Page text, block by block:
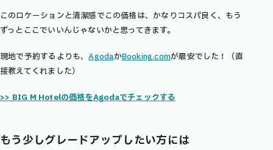
このロケーションと清潔感でこの価格は、かなりコスパ良く、もう
ずっとここでいいんじゃないかと思ってきます。
現地で予約するよりも、AgodaかBooking.comが最安でした！（直
接教えてくれました）
>> BIG M Hotelの価格をAgodaでチェックする
もう少しグレードアップしたい方には